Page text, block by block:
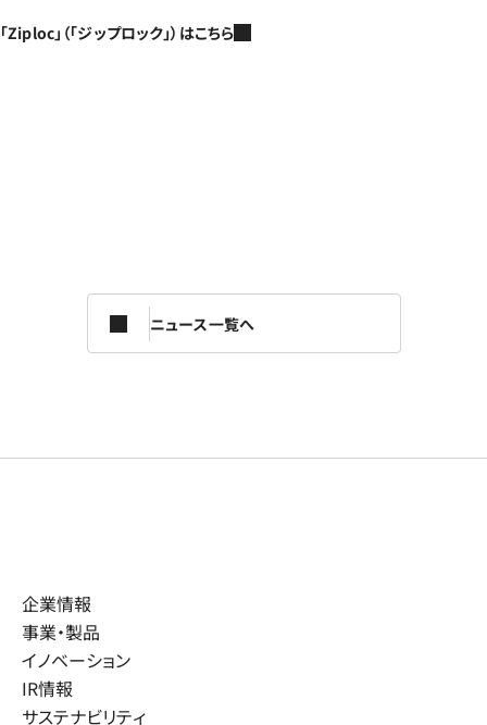
「Ziploc」（「ジップロック」）はこちら
ニュース一覧へ
企業情報
事業・製品
イノベーション
IR情報
サステナビリティ